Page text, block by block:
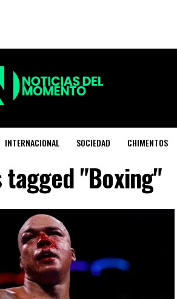
INTERNACIONAL SOCIEDAD CHIMENTOS
"Boxing"